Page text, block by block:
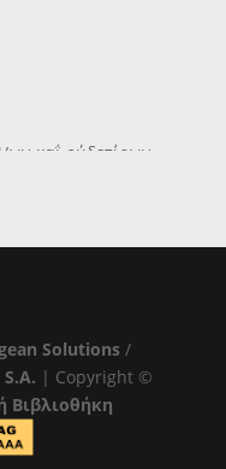
καΐ ούδετίρων
21 Ν)βρίου (Ι
των όμαδικών
θεΐ ν'
κύκλους κα
ή Γερμανία
Solutions /
| Copyright ©
Βιβλιοθήκη